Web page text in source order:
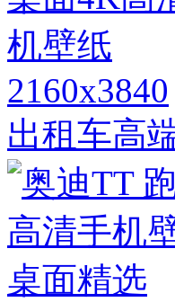
2160x3840
出租车高